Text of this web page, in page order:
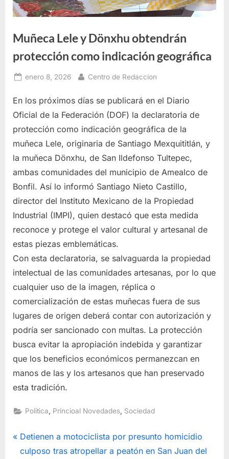
Muñeca Lele y Dönxhu obtendrán
protección como indicación geográfica
Posted
enero 8, 2026 By
Centro de Redaccion
En los próximos días se publicará en el Diario
Oficial de la Federación (DOF) la declaratoria de
protección como indicación geográfica de la
muñeca Lele, originaria de Santiago Mexquititlán, y
la muñeca Dönxhu, de San Ildefonso Tultepec,
ambas comunidades del municipio de Amealco de
Bonfil. Así lo informó Santiago Nieto Castillo,
director del Instituto Mexicano de la Propiedad
Industrial (IMPI), quien destacó que esta medida
reconoce y protege el valor cultural y artesanal de
estas piezas emblemáticas.
Con esta declaratoria, se salvaguarda la propiedad
intelectual de las comunidades artesanas, por lo que
cualquier uso de la imagen, réplica o
comercialización de estas muñecas fuera de sus
lugares de origen deberá contar con autorización y
podría ser sancionado con multas. La protección
busca evitar la apropiación indebida y garantizar
que los beneficios económicos permanezcan en
manos de las y los artesanos que han preservado
esta tradición.
Politica Princioal Novedades Sociedad
Navegación
P
r
Detienen a motociclista por presunto homicidio
culposo tras atropellar a peatón en San Juan del